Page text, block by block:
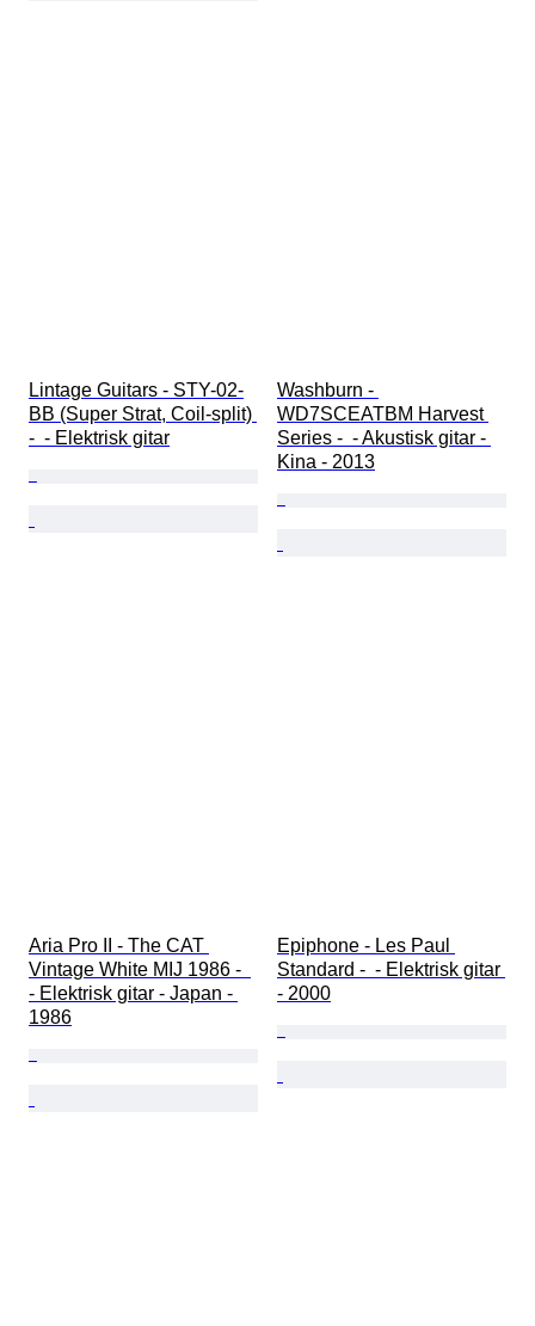
Lintage Guitars - STY-02-
BB (Super Strat, Coil-split)
-  - Elektrisk gitar
Washburn -
WD7SCEATBM Harvest
Series -  - Akustisk gitar -
Kina - 2013
Aria Pro II - The CAT
Vintage White MIJ 1986 -
- Elektrisk gitar - Japan -
1986
Epiphone - Les Paul
Standard -  - Elektrisk gitar
- 2000